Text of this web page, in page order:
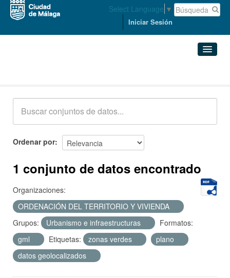
Select Language ▼
Iniciar Sesión
Acerca de
Ordenar por
1 conjunto de datos encontrado
Organizaciones:
ORDENACIÓN DEL TERRITORIO Y VIVIENDA
Grupos:
Urbanismo e infraestructuras
Formatos:
gml
Etiquetas: zonas verdes
plano
datos geolocalizados